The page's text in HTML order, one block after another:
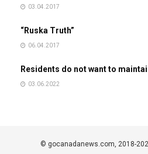
03.04.2017
“Ruska Truth”
06.04.2017
Residents do not want to
03.06.2022
© gocanadanews.com, 2018-